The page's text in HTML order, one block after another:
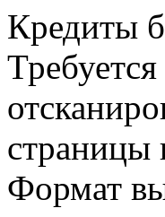
Кредиты
страницы
Формат